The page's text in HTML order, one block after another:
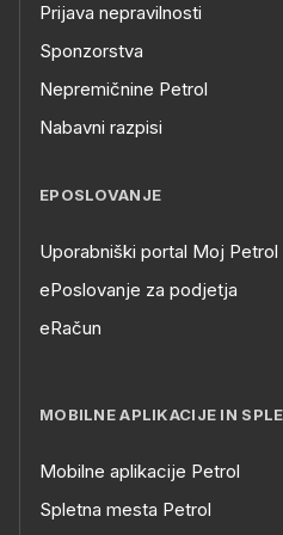
Prijava nepravilnosti
Sponzorstva
Nepremičnine Petrol
Nabavni razpisi
EPOSLOVANJE
Uporabniški portal Moj Petrol
ePoslovanje za podjetja
eRačun
MOBILNE APLIKACIJE IN
Mobilne aplikacije Petrol
Spletna mesta Petrol